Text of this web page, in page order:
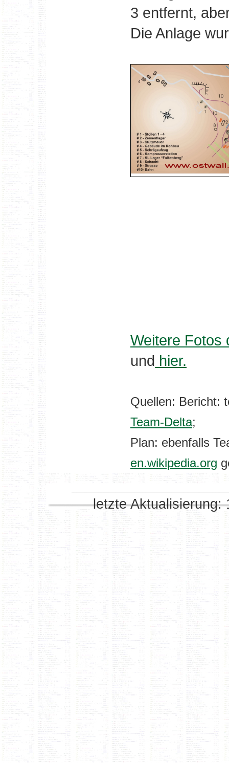
3 entfernt,
Die Anlage
Weitere Fotos
und hier.
Quellen: Bericht:
Team-Delta;
Plan: ebenfalls
en.wikipedia.org
letzte Aktualisierung: